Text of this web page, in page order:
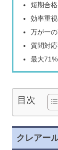
短期合
効率重
万が一
質問対
最大
目次
クレアー